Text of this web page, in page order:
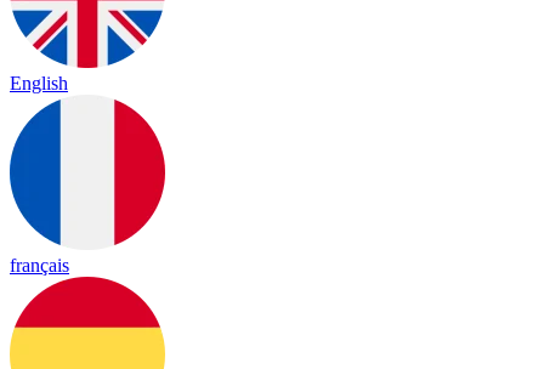
English
français